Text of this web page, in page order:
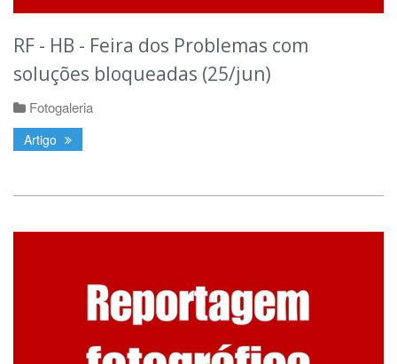
RF - HB - Feira dos Problemas com
soluções bloqueadas (25/jun)
Fotogaleria
Artigo